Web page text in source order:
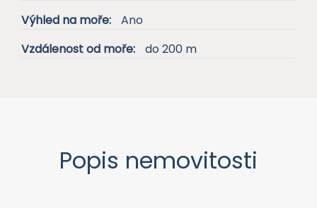
Výhled na moře:
Ano
Vzdálenost od moře:
do 200 m
Popis nemovitosti